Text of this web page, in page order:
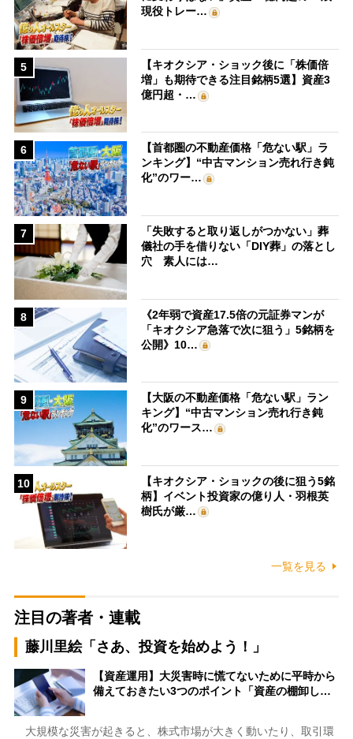
現役トレー…
5
【キオクシア・ショック後に「株価倍
増」も期待できる注目銘柄5選】資産3
億円超・…
6
【首都圏の不動産価格「危ない駅」ラ
ンキング】“中古マンション売れ行き鈍
化”のワー…
7
「失敗すると取り返しがつかない」葬
儀社の手を借りない「DIY葬」の落とし
穴 素人には…
8
《2年弱で資産17.5倍の元証券マンが
「キオクシア急落で次に狙う」5銘柄を
公開》10…
9
【大阪の不動産価格「危ない駅」ラン
キング】“中古マンション売れ行き鈍
化”のワース…
10
【キオクシア・ショックの後に狙う5銘
柄】イベント投資家の億り人・羽根英
樹氏が厳…
一覧を見る
注目の著者・連載
藤川里絵「さあ、投資を始めよう！」
【資産運用】大災害時に慌てないために平時から
備えておきたい3つのポイント「資産の棚卸し…
大規模な災害が起きると、株式市場が大きく動いたり、取引環